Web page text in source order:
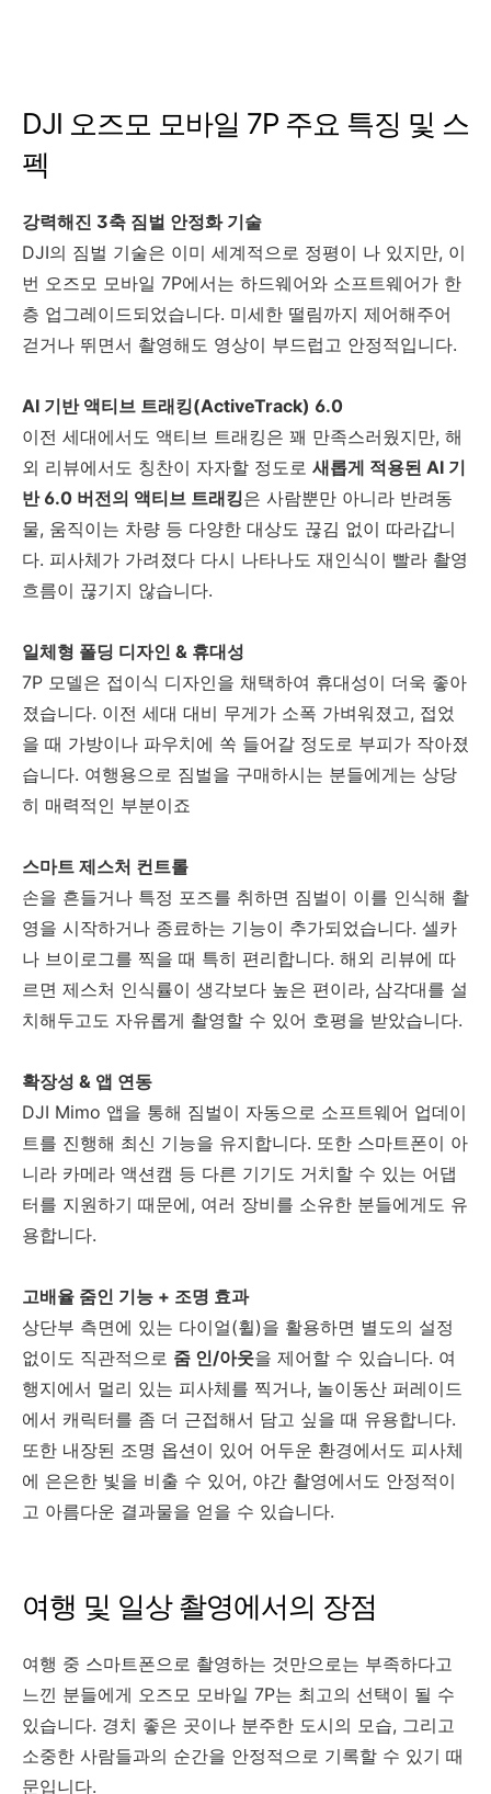
DJI 오즈모 모바일 7P 주요 특징 및 스
펙
강력해진 3축 짐벌 안정화 기술
DJI의 짐벌 기술은 이미 세계적으로 정평이 나 있지만, 이
번 오즈모 모바일 7P에서는 하드웨어와 소프트웨어가 한
층 업그레이드되었습니다. 미세한 떨림까지 제어해주어
걷거나 뛰면서 촬영해도 영상이 부드럽고 안정적입니다.
AI 기반 액티브 트래킹(ActiveTrack) 6.0
이전 세대에서도 액티브 트래킹은 꽤 만족스러웠지만, 해
외 리뷰에서도 칭찬이 자자할 정도로 새롭게 적용된 AI 기
반 6.0 버전의 액티브 트래킹은 사람뿐만 아니라 반려동
물, 움직이는 차량 등 다양한 대상도 끊김 없이 따라갑니
다. 피사체가 가려졌다 다시 나타나도 재인식이 빨라 촬영
흐름이 끊기지 않습니다.
일체형 폴딩 디자인 & 휴대성
7P 모델은 접이식 디자인을 채택하여 휴대성이 더욱 좋아
졌습니다. 이전 세대 대비 무게가 소폭 가벼워졌고, 접었
을 때 가방이나 파우치에 쏙 들어갈 정도로 부피가 작아졌
습니다. 여행용으로 짐벌을 구매하시는 분들에게는 상당
히 매력적인 부분이죠
스마트 제스처 컨트롤
손을 흔들거나 특정 포즈를 취하면 짐벌이 이를 인식해 촬
영을 시작하거나 종료하는 기능이 추가되었습니다. 셀카
나 브이로그를 찍을 때 특히 편리합니다. 해외 리뷰에 따
르면 제스처 인식률이 생각보다 높은 편이라, 삼각대를 설
치해두고도 자유롭게 촬영할 수 있어 호평을 받았습니다.
확장성 & 앱 연동
DJI Mimo 앱을 통해 짐벌이 자동으로 소프트웨어 업데이
트를 진행해 최신 기능을 유지합니다. 또한 스마트폰이 아
니라 카메라 액션캠 등 다른 기기도 거치할 수 있는 어댑
터를 지원하기 때문에, 여러 장비를 소유한 분들에게도 유
용합니다.
고배율 줌인 기능 + 조명 효과
상단부 측면에 있는 다이얼(휠)을 활용하면 별도의 설정
없이도 직관적으로 줌 인/아웃을 제어할 수 있습니다. 여
행지에서 멀리 있는 피사체를 찍거나, 놀이동산 퍼레이드
에서 캐릭터를 좀 더 근접해서 담고 싶을 때 유용합니다.
또한 내장된 조명 옵션이 있어 어두운 환경에서도 피사체
에 은은한 빛을 비출 수 있어, 야간 촬영에서도 안정적이
고 아름다운 결과물을 얻을 수 있습니다.
여행 및 일상 촬영에서의 장점
여행 중 스마트폰으로 촬영하는 것만으로는 부족하다고
느낀 분들에게 오즈모 모바일 7P는 최고의 선택이 될 수
있습니다. 경치 좋은 곳이나 분주한 도시의 모습, 그리고
소중한 사람들과의 순간을 안정적으로 기록할 수 있기 때
문입니다.